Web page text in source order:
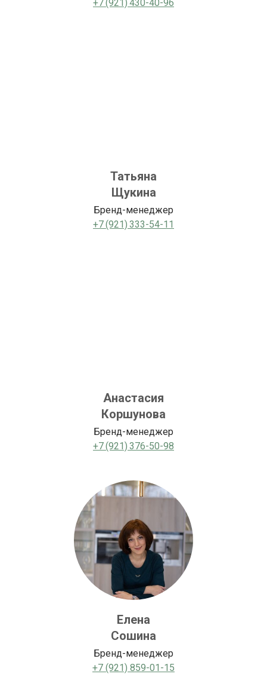
+7 (921) 430-40-96
Татьяна
Щукина
Бренд-менеджер
+7 (921) 333-54-11
Анастасия
Коршунова
Бренд-менеджер
+7 (921) 376-50-98
Елена
Сошина
Бренд-менеджер
+7 (921) 859-01-15